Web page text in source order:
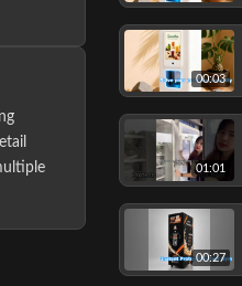
00:03
01:01
00:27